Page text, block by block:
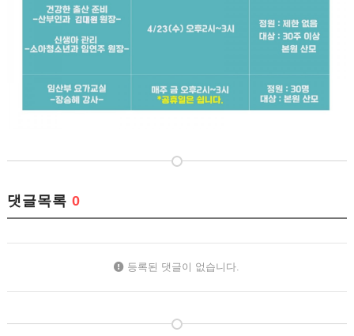
댓글목록0
등록된 댓글이 없습니다.